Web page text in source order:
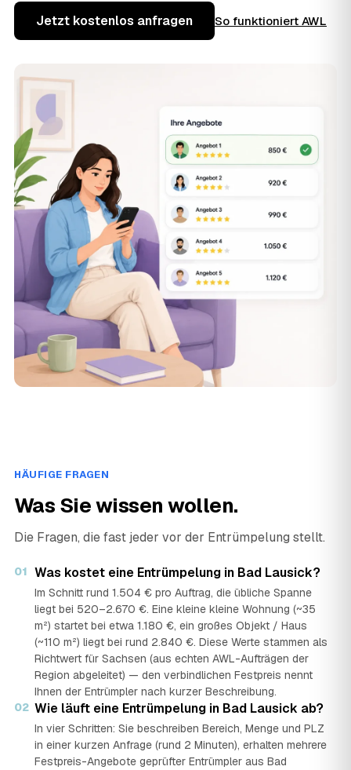
Jetzt kostenlos anfragen So funktioniert AWL
HÄUFIGE FRAGEN
Was Sie wissen wollen.
Die Fragen, die fast jeder vor der Entrümpelung stellt.
01 Was kostet eine Entrümpelung in Bad Lausick?
Im Schnitt rund 1.504 € pro Auftrag, die übliche Spanne
liegt bei 520–2.670 €. Eine kleine kleine Wohnung (~35
m²) startet bei etwa 1.180 €, ein großes Objekt / Haus
(~110 m²) liegt bei rund 2.840 €. Diese Werte stammen als
Richtwert für Sachsen (aus echten AWL-Aufträgen der
Region abgeleitet) — den verbindlichen Festpreis nennt
Ihnen der Entrümpler nach kurzer Beschreibung.
02 Wie läuft eine Entrümpelung in Bad Lausick ab?
In vier Schritten: Sie beschreiben Bereich, Menge und PLZ
in einer kurzen Anfrage (rund 2 Minuten), erhalten mehrere
Festpreis-Angebote geprüfter Entrümpler aus Bad